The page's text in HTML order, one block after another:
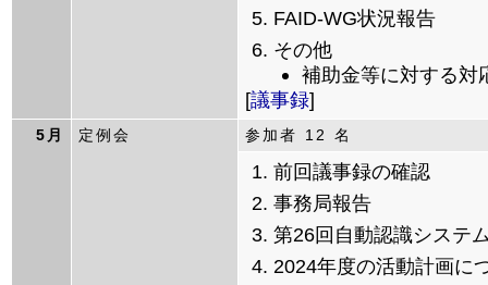
FAID-WG状況報告
その他
補助金等に対する対
[議事録]
5月 定例会 参加者 12 名
前回議事録の確認
事務局報告
第26回自動認識システ
2024年度の活動計画に